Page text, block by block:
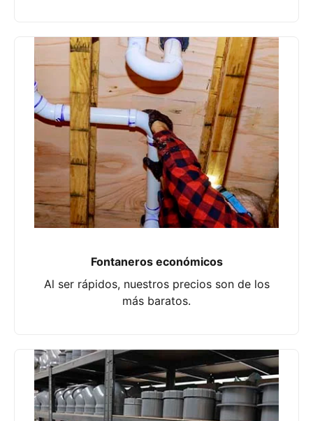
Fontaneros económicos
Al ser rápidos, nuestros precios son de los
más baratos.